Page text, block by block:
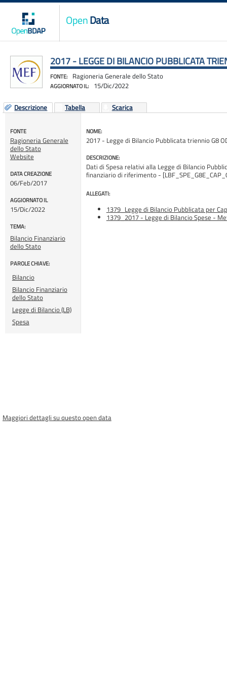
OpenData
2017 - LEGGE DI BILANCIO PUBBLICATA
FONTE: Ragioneria Generale dello Stato
AGGIORNATO IL: 15/Dic/2022
Descrizione Tabella Scarica
FONTE
Ragioneria Generale
dello Stato
Website
DATA CREAZIONE
06/Feb/2017
AGGIORNATO IL
15/Dic/2022
TEMA:
Bilancio Finanziario
dello Stato
PAROLE CHIAVE:
Bilancio
Bilancio Finanziario
dello Stato
Legge di Bilancio (LB)
Spesa
NOME:
2017 - Legge di Bilancio Pubblicata triennio G8
DESCRIZIONE:
Dati di Spesa relativi alla Legge di Bilancio
finanziario di riferimento -
ALLEGATI:
1379_Legge di Bilancio Pubblicata per
1379_2017 - Legge di Bilancio Spese -
Maggiori dettagli su questo open data